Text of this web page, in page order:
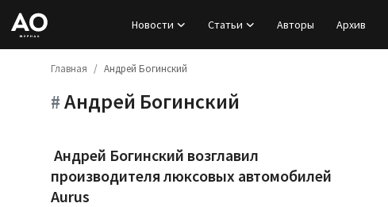
Новости Статьи Авторы Архив
Регистрация
Новости
Статьи
Главная Андрей Богинский
# Андрей Богинский
Андрей Богинский возглавил
производителя люксовых автомобилей
Aurus